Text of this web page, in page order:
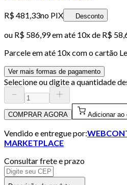
R$ 481,33no PIX Desconto
ou R$ 586,99em até 10x de R$
Parcele em até 10x com o cartão
Ver mais formas de pagamento
Selecione ou digite a quantidade
COMPRAR AGORA Adicionar ao
Vendido e entregue por:
MARKETPLACE
Consultar frete e prazo